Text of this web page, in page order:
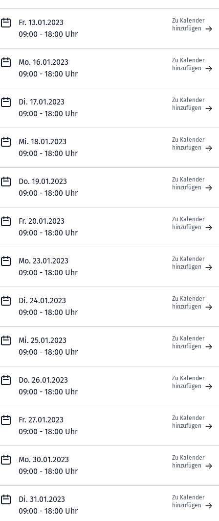
Fr. 13.01.2023
09:00 - 18:00 Uhr
Zu Kalender
hinzufügen
Mo. 16.01.2023
09:00 - 18:00 Uhr
Zu Kalender
hinzufügen
Di. 17.01.2023
09:00 - 18:00 Uhr
Zu Kalender
hinzufügen
Mi. 18.01.2023
09:00 - 18:00 Uhr
Zu Kalender
hinzufügen
Do. 19.01.2023
09:00 - 18:00 Uhr
Zu Kalender
hinzufügen
Fr. 20.01.2023
09:00 - 18:00 Uhr
Zu Kalender
hinzufügen
Mo. 23.01.2023
09:00 - 18:00 Uhr
Zu Kalender
hinzufügen
Di. 24.01.2023
09:00 - 18:00 Uhr
Zu Kalender
hinzufügen
Mi. 25.01.2023
09:00 - 18:00 Uhr
Zu Kalender
hinzufügen
Do. 26.01.2023
09:00 - 18:00 Uhr
Zu Kalender
hinzufügen
Fr. 27.01.2023
09:00 - 18:00 Uhr
Zu Kalender
hinzufügen
Mo. 30.01.2023
09:00 - 18:00 Uhr
Zu Kalender
hinzufügen
Di. 31.01.2023
09:00 - 18:00 Uhr
Zu Kalender
hinzufügen